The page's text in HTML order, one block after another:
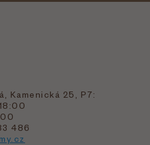
Kamenická 25, P7:
486